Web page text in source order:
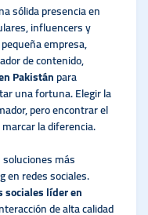
sólida presencia en
influencers y
empresa,
de contenido,
Pakistánpara
una fortuna. Elegir la
pero encontrar el
la diferencia.
más
en redes sociales.
sociales líder en
de alta calidad